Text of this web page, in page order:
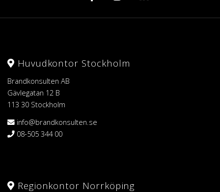
Huvudkontor Stockholm
Brandkonsulten AB
Gävlegatan 12 B
113 30 Stockholm
info@brandkonsulten.se
08-505 344 00
Regionkontor Norrköping